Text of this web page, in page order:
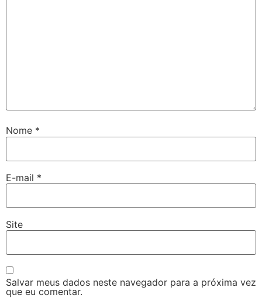
Nome *
E-mail *
Site
Salvar meus dados neste navegador para a próxima vez
que eu comentar.